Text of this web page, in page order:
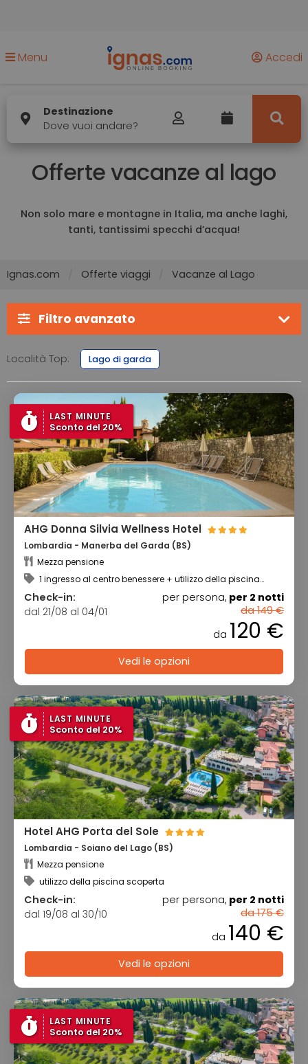
Menu Accedi
Destinazione
Dove vuoi andare?
Offerte vacanze al lago
Non solo mare e montagne in Italia, ma anche laghi,
tanti, tantissimi specchi d’acqua!
Ignas.com Offerte viaggi Vacanze al Lago
Filtro avanzato
Località Top: Lago di garda
LAST MINUTE
Sconto del 20%
AHG Donna Silvia Wellness Hotel
Lombardia - Manerba del Garda (BS)
Mezza pensione
1 ingresso al centro benessere + utilizzo della piscina
Check-in:
dal 21/08 al 04/01
per persona, per 2 notti
da 149 €
da 120 €
Vedi le opzioni
LAST MINUTE
Sconto del 20%
Hotel AHG Porta del Sole
Lombardia - Soiano del Lago (BS)
Mezza pensione
utilizzo della piscina scoperta
Check-in:
dal 19/08 al 30/10
per persona, per 2 notti
da 175 €
da 140 €
Vedi le opzioni
LAST MINUTE
Sconto del 20%